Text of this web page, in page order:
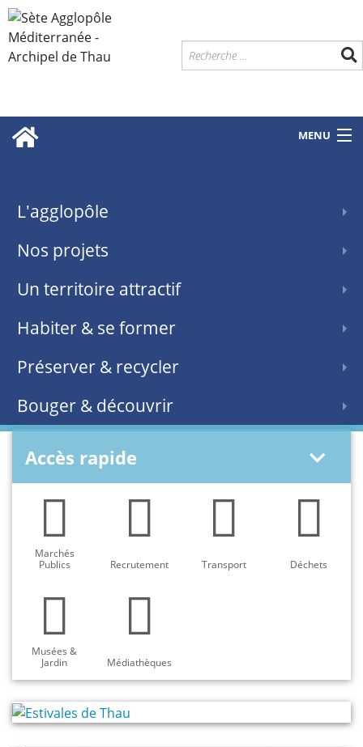
MENU
L'agglopôle
Nos projets
Un territoire attractif
Habiter & se former
Préserver & recycler
Bouger & découvrir
Accès rapide
Marchés
Publics
Recrutement Transport Déchets
Musées &
Jardin
Médiathèques